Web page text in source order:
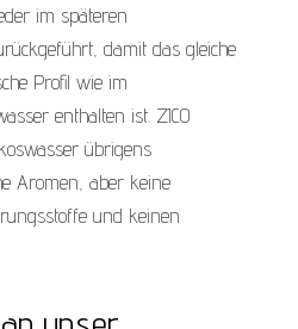
im späteren
damit das gleiche
Profil wie im
enthalten ist. ZICO
übrigens
Aromen, aber keine
und keinen